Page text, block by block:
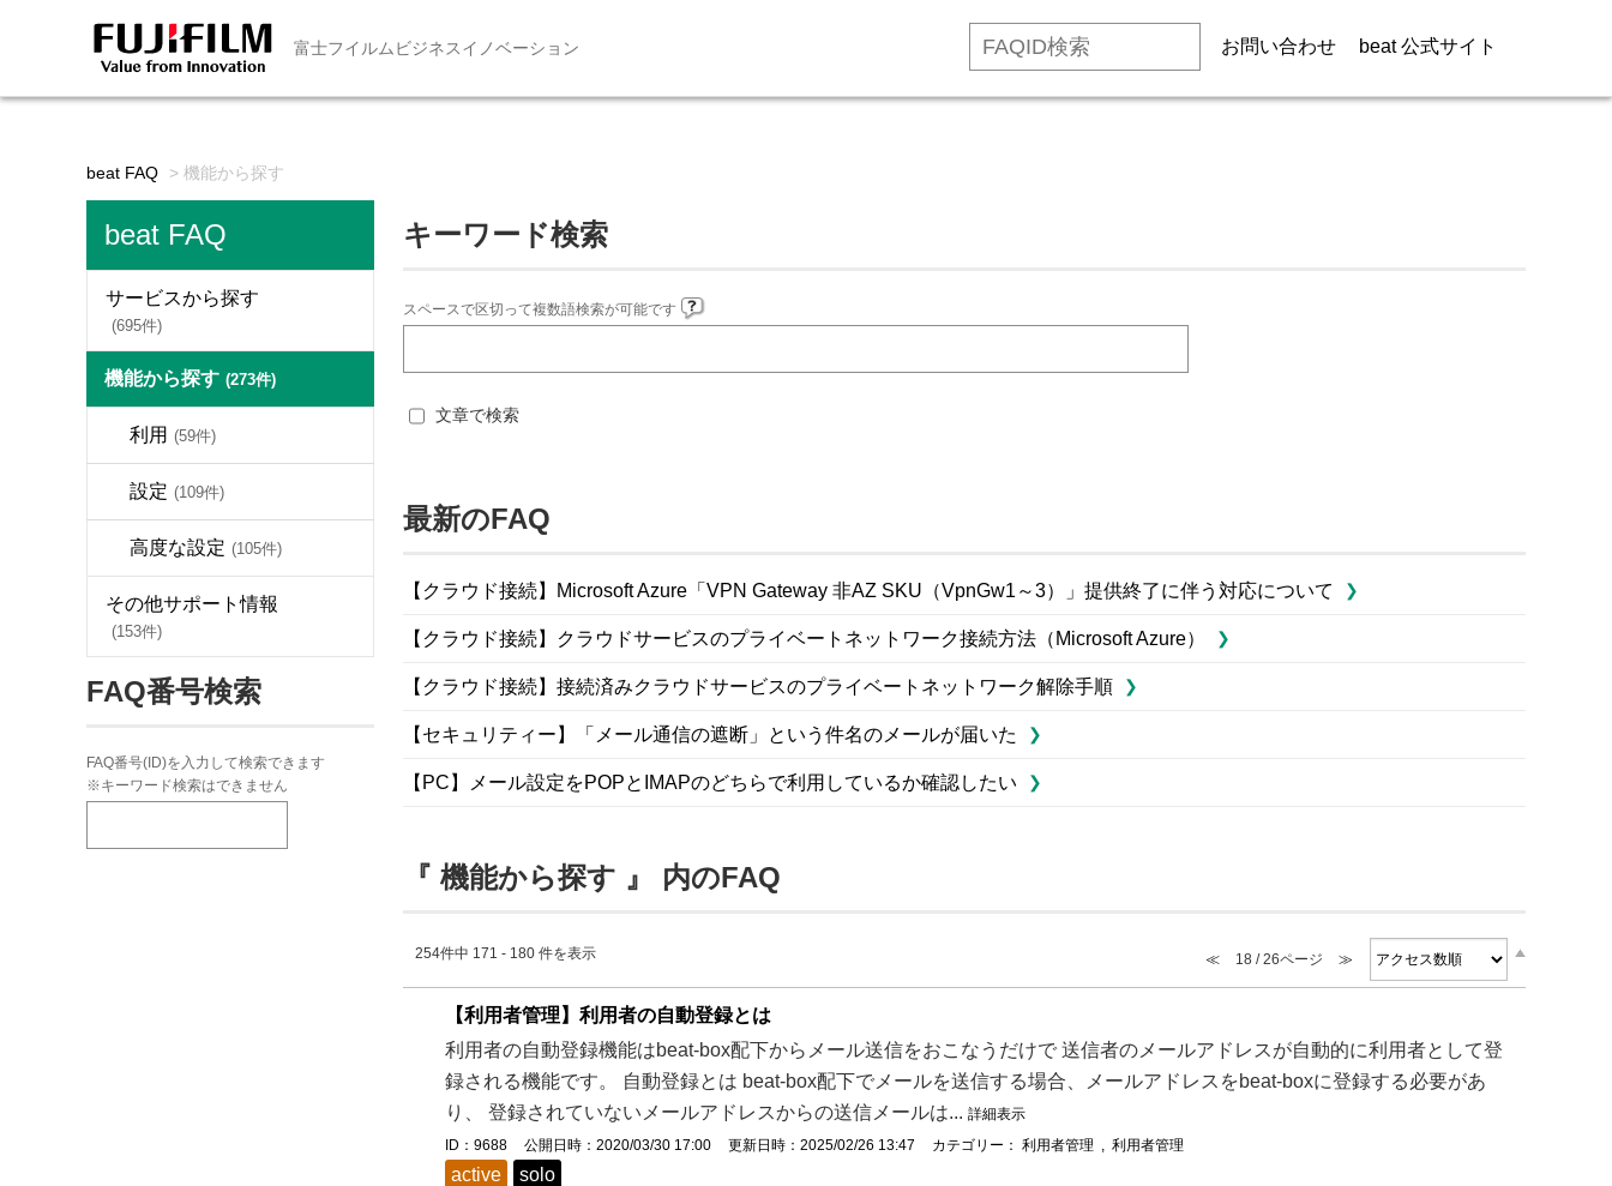
富士フイルムビジネスイノベーション お問い合わせ beat 公式サイト
beat FAQ > 機能から探す
beat FAQ
サービスから探す
(695件)
機能から探す (273件)
利用 (59件)
設定 (109件)
高度な設定 (105件)
その他サポート情報
(153件)
FAQ番号検索
FAQ番号(ID)を入力して検索できます
※キーワード検索はできません
キーワード検索
スペースで区切って複数語検索が可能です
文章で検索
最新のFAQ
【クラウド接続】Microsoft Azure「VPN Gateway 非AZ SKU（VpnGw1～3）」提供終了に伴う対応について
【クラウド接続】クラウドサービスのプライベートネットワーク接続方法（Microsoft Azure）
【クラウド接続】接続済みクラウドサービスのプライベートネットワーク解除手順
【セキュリティー】「メール通信の遮断」という件名のメールが届いた
【PC】メール設定をPOPとIMAPのどちらで利用しているか確認したい
『 機能から探す 』 内のFAQ
254件中 171 - 180 件を表示 ≪ 18 / 26ページ ≫
【利用者管理】利用者の自動登録とは
利用者の自動登録機能はbeat-box配下からメール送信をおこなうだけで 送信者のメールアドレスが自動的に利用者として登
録される機能です。 自動登録とは beat-box配下でメールを送信する場合、メールアドレスをbeat-boxに登録する必要があ
り、 登録されていないメールアドレスからの送信メールは... 詳細表示
ID：9688
公開日時：2020/03/30 17:00 更新日時：2025/02/26 13:47 カテゴリー： 利用者管理 , 利用者管理
active solo